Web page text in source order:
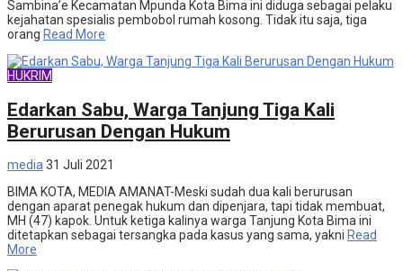
Sambina’e Kecamatan Mpunda Kota Bima ini diduga sebagai pelaku
kejahatan spesialis pembobol rumah kosong. Tidak itu saja, tiga
orang Read More
HUKRIM
Edarkan Sabu, Warga Tanjung Tiga Kali
Berurusan Dengan Hukum
media 31 Juli 2021
BIMA KOTA, MEDIA AMANAT-Meski sudah dua kali berurusan
dengan aparat penegak hukum dan dipenjara, tapi tidak membuat,
MH (47) kapok. Untuk ketiga kalinya warga Tanjung Kota Bima ini
ditetapkan sebagai tersangka pada kasus yang sama, yakni Read
More